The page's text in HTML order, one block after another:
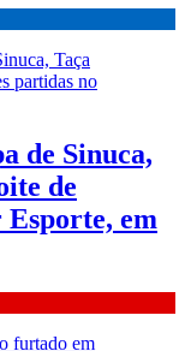
de Sinuca,
de
em